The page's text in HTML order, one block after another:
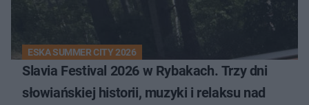
ESKA SUMMER CITY 2026
Slavia Festival 2026 w Rybakach. Trzy dni
słowiańskiej historii, muzyki i relaksu nad